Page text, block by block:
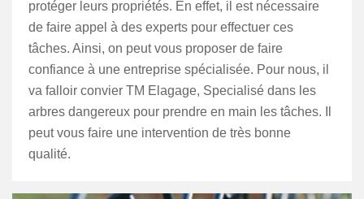
protéger leurs propriétés. En effet, il est nécessaire
de faire appel à des experts pour effectuer ces
tâches. Ainsi, on peut vous proposer de faire
confiance à une entreprise spécialisée. Pour nous, il
va falloir convier TM Elagage, Specialisé dans les
arbres dangereux pour prendre en main les tâches. Il
peut vous faire une intervention de très bonne
qualité.